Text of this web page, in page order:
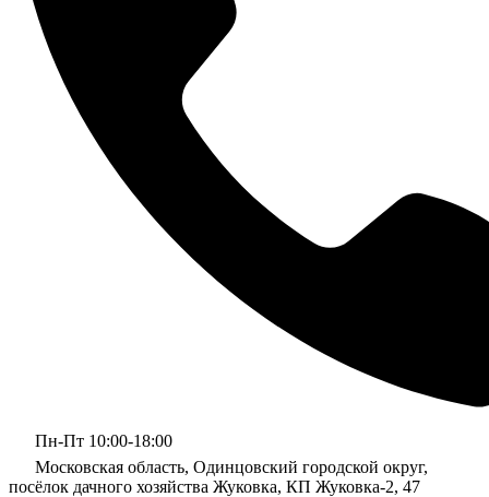
Пн-Пт 10:00-18:00
Московская область, Одинцовский городской округ,
посёлок дачного хозяйства Жуковка, КП Жуковка-2, 47